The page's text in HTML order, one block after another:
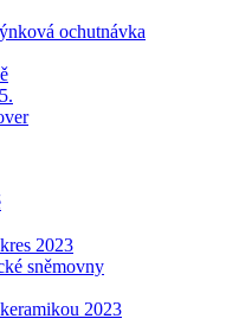
ochutnávka
2023
sněmovny
2023